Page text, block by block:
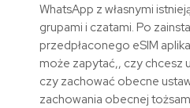
WhatsApp z własnymi
grupami i czatami. Po
przedpłaconego eSIM
może zapytać,, czy chcesz
czy zachować obecne
zachowania obecnej